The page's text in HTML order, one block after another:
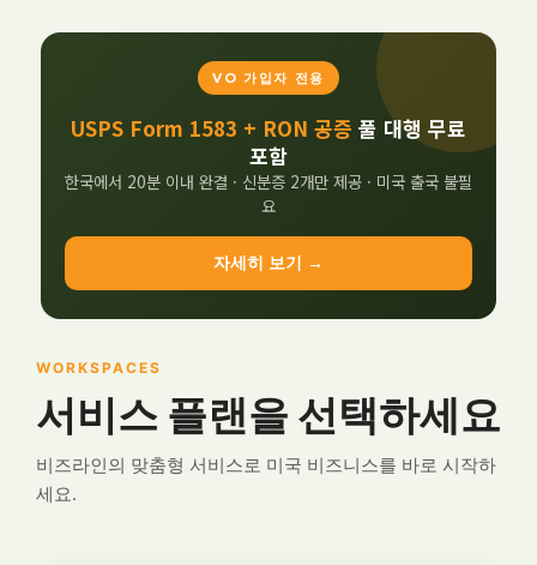
VO 가입자 전용
USPS Form 1583 + RON 공증 풀 대행 무료
포함
한국에서 20분 이내 완결 · 신분증 2개만 제공 · 미국 출국 불필
요
자세히 보기 →
WORKSPACES
서비스 플랜을 선택하세요
비즈라인의 맞춤형 서비스로 미국 비즈니스를 바로 시작하
세요.